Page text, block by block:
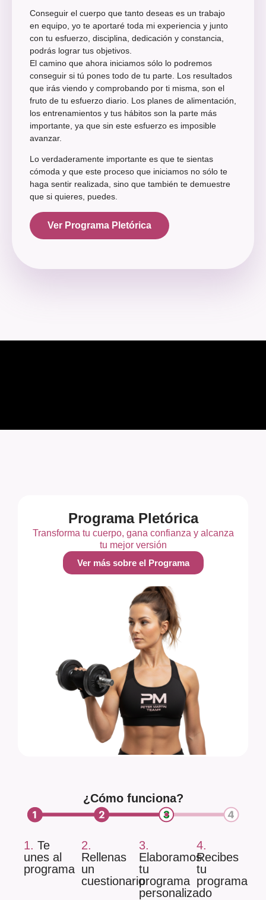
Conseguir el cuerpo que tanto deseas es un trabajo
en equipo, yo te aportaré toda mi experiencia y junto
con tu esfuerzo, disciplina, dedicación y constancia,
podrás lograr tus objetivos.
El camino que ahora iniciamos sólo lo podremos
conseguir si tú pones todo de tu parte. Los resultados
que irás viendo y comprobando por ti misma, son el
fruto de tu esfuerzo diario. Los planes de alimentación,
los entrenamientos y tus hábitos son la parte más
importante, ya que sin este esfuerzo es imposible
avanzar.
Lo verdaderamente importante es que te sientas
cómoda y que este proceso que iniciamos no sólo te
haga sentir realizada, sino que también te demuestre
que si quieres, puedes.
Ver Programa Pletórica
Programa Pletórica
Transforma tu cuerpo, gana confianza y alcanza
tu mejor versión
Ver más sobre el Programa
¿Cómo funciona?
1. Te
unes al
programa
2.
Rellenas
un
cuestionario
3.
Elaboramos
tu
programa
personalizado
4.
Recibes
tu
programa